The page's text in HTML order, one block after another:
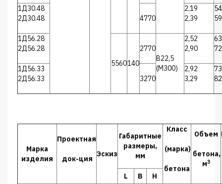
1Д30.48
2Д30.48
4770
2,19
2,39
1Д56.28
2Д56.28
5560140
2770
В22,5
(М300)
2,52
2,90
1Д56.33
2Д56.33
3270
2,92
3,29
Марка
изделия
Проектная
док-ция
Эскиз
Габаритные
размеры,
мм
Класс
(марка)
бетона
Объем
бетона,
м3
L B
H